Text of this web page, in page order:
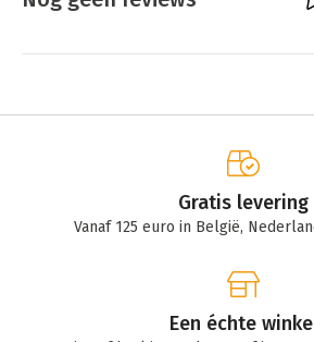
Gratis levering
Vanaf 125 euro in België,
Een échte